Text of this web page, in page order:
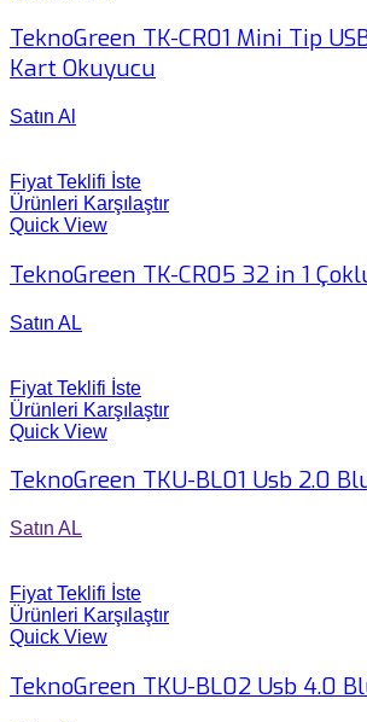
TeknoGreen TK-CR01 Mini Tip
Kart Okuyucu
Satın Al
Fiyat Teklifi İste
Ürünleri Karşılaştır
Quick View
TeknoGreen TK-CR05 32 in 1
Satın AL
Fiyat Teklifi İste
Ürünleri Karşılaştır
Quick View
TeknoGreen TKU-BL01 Usb 2.0
Satın AL
Fiyat Teklifi İste
Ürünleri Karşılaştır
Quick View
TeknoGreen TKU-BL02 Usb 4.0